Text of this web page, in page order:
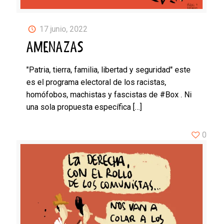
17 junio, 2022
AMENAZAS
"Patria, tierra, familia, libertad y seguridad" este
es el programa electoral de los racistas,
homófobos, machistas y fascistas de #Box . Ni
una sola propuesta específica […]
0